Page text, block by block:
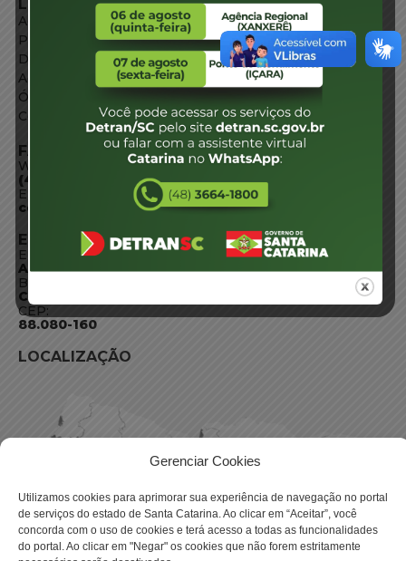
Gerenciar Cookies
Utilizamos cookies para aprimorar sua experiência de navegação no portal
de serviços do estado de Santa Catarina. Ao clicar em “Aceitar”, você
concorda com o uso de cookies e terá acesso a todas as funcionalidades
do portal. Ao clicar em "Negar" os cookies que não forem estritamente
LINKS EXTERNOS
Agência de Notícias
Portal de Serviços
Diário Oficial
Acesso à Informação
Órgãos do Governo
Conheça SC
FALE CONOSCO
WhatsApp:
(48) 3664-1800
E-mail:
centraldeinformacoes@detran.sc.gov.br
ENDEREÇO
Endereço:
Av. Almirante Tamandaré - 480
Bairro:
Coqueiros, Florianópolis SC
CEP:
88.080-160
LOCALIZAÇÃO